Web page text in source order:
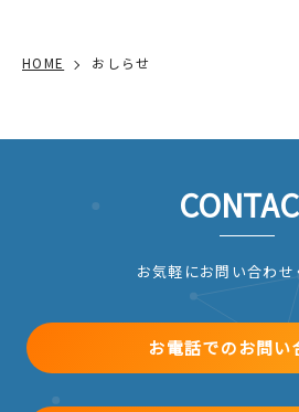
HOME おしらせ
お気軽にお問い合わせ
お電話でのお問い